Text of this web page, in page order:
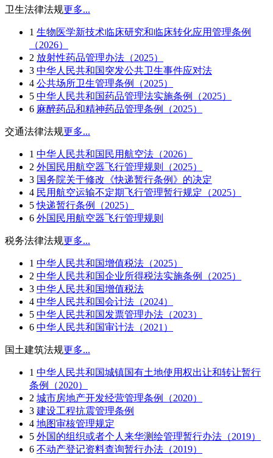
卫生法律法规更多...
1 生物医学新技术临床研究和临床转化应用管理条例
（2026）
2 放射性药品管理办法（2025）
3 中华人民共和国突发公共卫生事件应对法
4 公共场所卫生管理条例（2025）
5 中华人民共和国药品管理法实施条例（2025）
6 麻醉药品和精神药品管理条例（2025）
交通法律法规更多...
1 中华人民共和国民用航空法（2026）
2 外国民用航空器飞行管理规则（2025）
3 国务院关于修改《快递暂行条例》的决定
4 民用航空运输不定期飞行管理暂行规定（2025）
5 快递暂行条例（2025）
6 外国民用航空器飞行管理规则
税务法律法规更多...
1 中华人民共和国增值税法（2025）
2 中华人民共和国企业所得税法实施条例（2025）
3 中华人民共和国增值税法
4 中华人民共和国会计法（2024）
5 中华人民共和国发票管理办法（2023）
6 中华人民共和国审计法（2021）
国土建筑法规更多...
1 中华人民共和国城镇国有土地使用权出让和转让暂行
条例（2020）
2 城市房地产开发经营管理条例（2020）
3 建设工程抗震管理条例
4 地图审核管理规定
5 外国的组织或者个人来华测绘管理暂行办法（2019）
6 不动产登记资料查询暂行办法（2019）